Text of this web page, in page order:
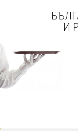
И